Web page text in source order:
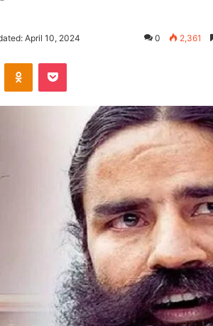
April 10, 2024 0 2,361
Odnoklassniki
Pocket